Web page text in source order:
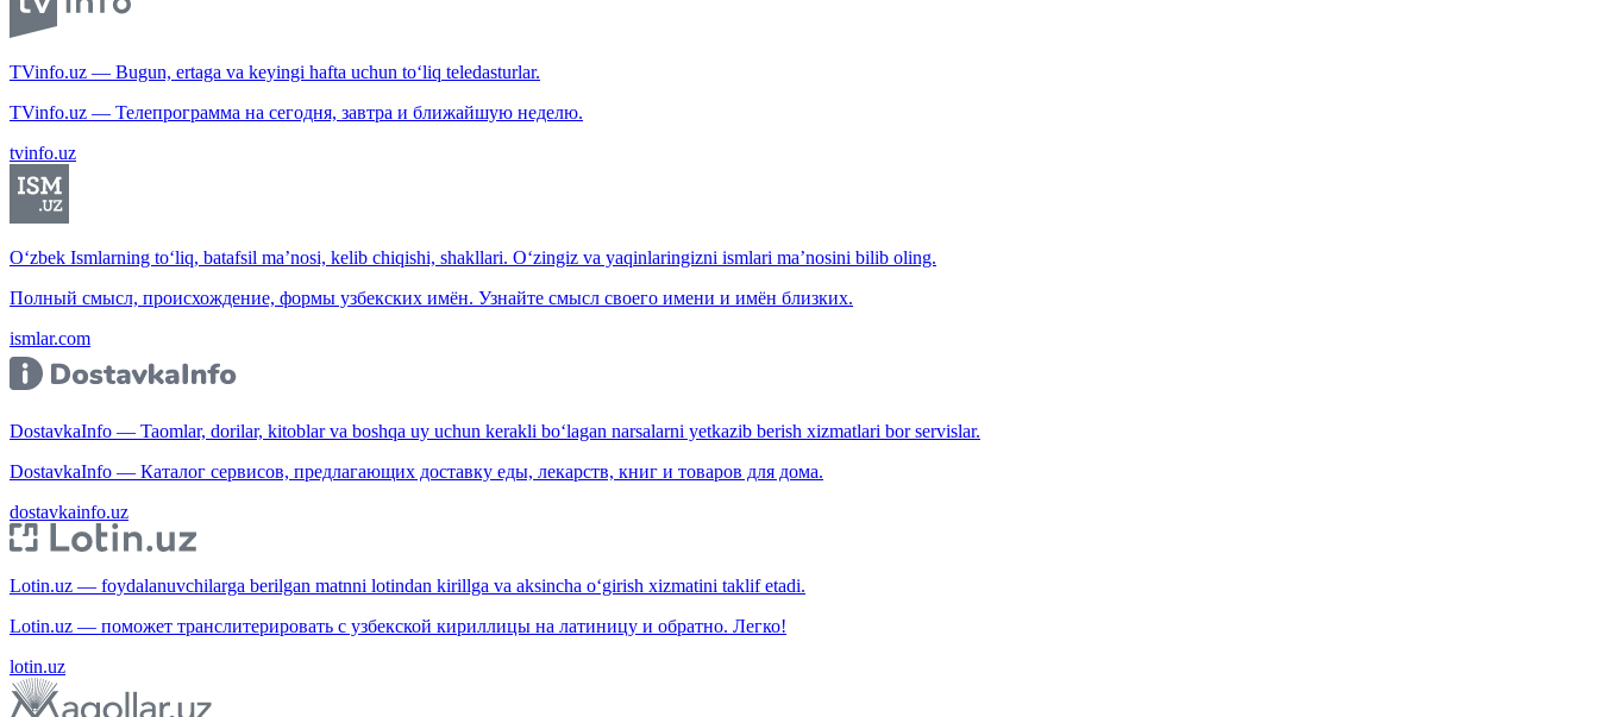
TVinfo.uz — Bugun, ertaga va keyingi hafta uchun to‘liq teledasturlar.
TVinfo.uz — Телепрограмма на сегодня, завтра и ближайшую неделю.
tvinfo.uz
O‘zbek Ismlarning to‘liq, batafsil ma’nosi, kelib chiqishi, shakllari. O‘zingiz va yaqinlaringizni ismlari ma’nosini bilib oling.
Полный смысл, происхождение, формы узбекских имён. Узнайте смысл своего имени и имён близких.
ismlar.com
DostavkaInfo — Taomlar, dorilar, kitoblar va boshqa uy uchun kerakli bo‘lagan narsalarni yetkazib berish xizmatlari bor servislar.
DostavkaInfo — Каталог сервисов, предлагающих доставку еды, лекарств, книг и товаров для дома.
dostavkainfo.uz
Lotin.uz — foydalanuvchilarga berilgan matnni lotindan kirillga va aksincha o‘girish xizmatini taklif etadi.
Lotin.uz — поможет транслитерировать с узбекской кириллицы на латиницу и обратно. Легко!
lotin.uz